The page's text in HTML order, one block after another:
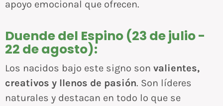
apoyo emocional que ofrecen.
Duende del Espino (23 de julio -
22 de agosto):
Los nacidos bajo este signo son valientes,
creativos y llenos de pasión. Son líderes
naturales y destacan en todo lo que se